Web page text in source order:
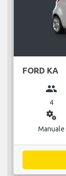
FORD KA
group
4
miscellaneous_services
Manuale